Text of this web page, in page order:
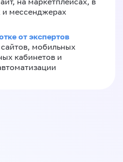
и мессенджерах
от экспертов
мобильных
кабинетов и